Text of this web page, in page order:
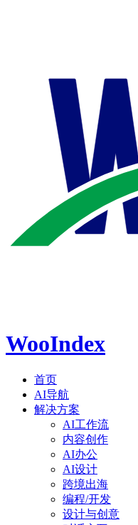
WooIndex
首页
AI导航
解决方案
AI工作流
内容创作
AI办公
AI设计
跨境出海
编程/开发
设计与创意